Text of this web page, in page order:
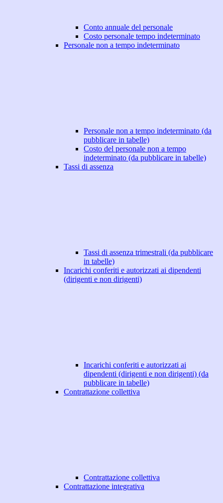
Conto annuale del personale
Costo personale tempo indeterminato
Personale non a tempo indeterminato
Personale non a tempo indeterminato (da
pubblicare in tabelle)
Costo del personale non a tempo
indeterminato (da pubblicare in tabelle)
Tassi di assenza
Tassi di assenza trimestrali (da pubblicare
in tabelle)
Incarichi conferiti e autorizzati ai dipendenti
(dirigenti e non dirigenti)
Incarichi conferiti e autorizzati ai
dipendenti (dirigenti e non dirigenti) (da
pubblicare in tabelle)
Contrattazione collettiva
Contrattazione collettiva
Contrattazione integrativa